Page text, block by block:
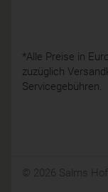
*Alle Preise in
zuzüglich
Servicegebühren.
© 2026 Salms